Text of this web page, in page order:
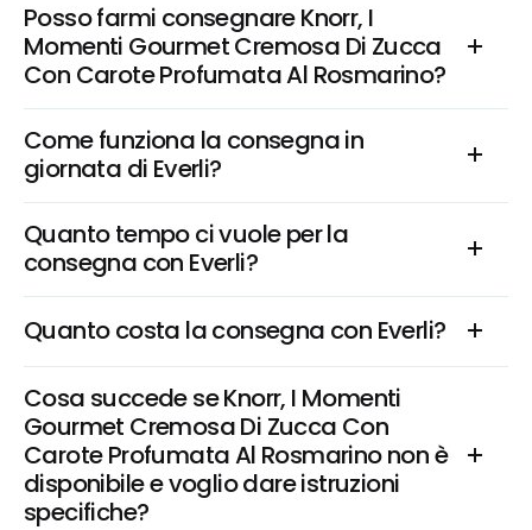
Posso farmi consegnare Knorr, I
Momenti Gourmet Cremosa Di Zucca
Con Carote Profumata Al Rosmarino?
Come funziona la consegna in
giornata di Everli?
Quanto tempo ci vuole per la
consegna con Everli?
Quanto costa la consegna con Everli?
Cosa succede se Knorr, I Momenti
Gourmet Cremosa Di Zucca Con
Carote Profumata Al Rosmarino non è
disponibile e voglio dare istruzioni
specifiche?